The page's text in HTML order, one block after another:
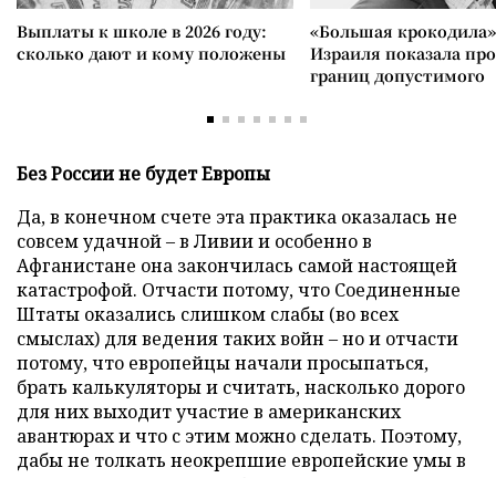
Выплаты к школе в 2026 году:
сколько дают и кому положены
«Большая
Израиля показала
границ допустимого
Без России не будет Европы
Да, в конечном счете эта практика оказалась не
совсем удачной – в Ливии и особенно в
Афганистане она закончилась самой настоящей
катастрофой. Отчасти потому, что Соединенные
Штаты оказались слишком слабы (во всех
смыслах) для ведения таких войн – но и отчасти
потому, что европейцы начали просыпаться,
брать калькуляторы и считать, насколько дорого
для них выходит участие в американских
авантюрах и что с этим можно сделать. Поэтому,
дабы не толкать неокрепшие европейские умы в